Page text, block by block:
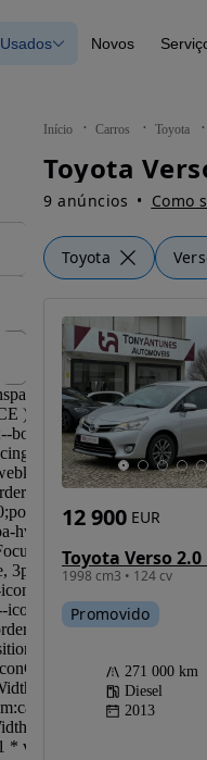
Novos
Usados Novos
Início Carros Toyota
Toyota
9 anúncios Como
Toyota
1998 cm3 • 124 cv
12 900 EUR
Promovido
271 000 km
Diesel
2013